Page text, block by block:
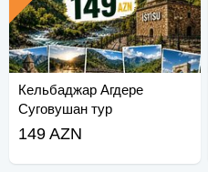
Кельбаджар Агдере
Суговушан тур
149 AZN